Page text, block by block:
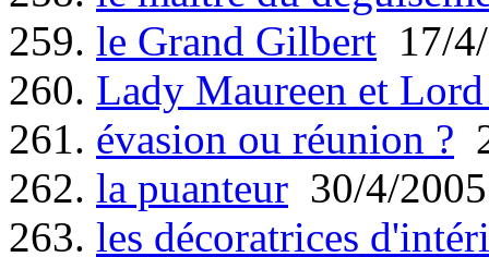
259. le Grand Gilbert 17/
260. Lady Maureen et
261. évasion ou réunion ?
262. la puanteur 30/4/2005
263. les décoratrices